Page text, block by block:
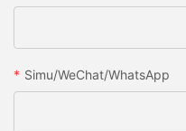
Simu/WeChat/WhatsApp